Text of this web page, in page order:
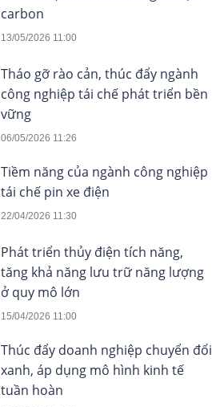
carbon
13/05/2026 11:00
Tháo gỡ rào cản, thúc đẩy ngành
công nghiệp tái chế phát triển bền
vững
06/05/2026 11:26
Tiềm năng của ngành công nghiệp
tái chế pin xe điện
22/04/2026 11:30
Phát triển thủy điện tích năng,
tăng khả năng lưu trữ năng lượng
ở quy mô lớn
15/04/2026 11:00
Thúc đẩy doanh nghiệp chuyển đổi
xanh, áp dụng mô hình kinh tế
tuần hoàn